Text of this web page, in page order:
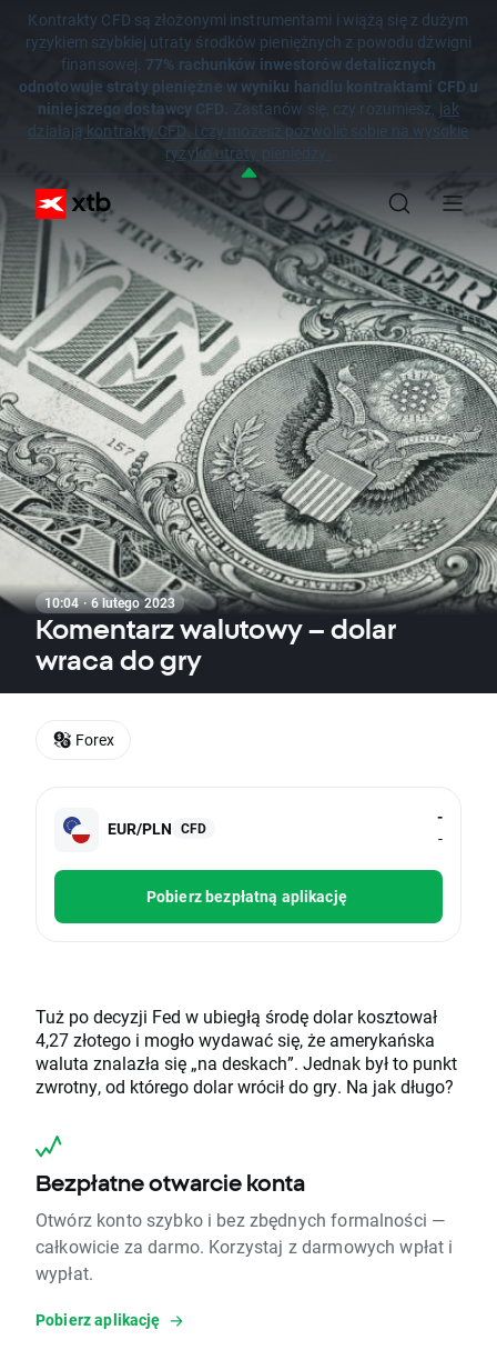
Kontrakty CFD są złożonymi instrumentami i wiążą się z dużym
ryzykiem szybkiej utraty środków pieniężnych z powodu dźwigni
finansowej. 77% rachunków inwestorów detalicznych
odnotowuje straty pieniężne w wyniku handlu kontraktami CFD u
niniejszego dostawcy CFD. Zastanów się, czy rozumiesz, jak
działają kontrakty CFD, i czy możesz pozwolić sobie na wysokie
ryzyko utraty pieniędzy.
10:04 · 6 lutego 2023
Komentarz walutowy – dolar
wraca do gry
EUR/PLN CFD
-
-
Pobierz bezpłatną aplikację
Tuż po decyzji Fed w ubiegłą środę dolar kosztował
4,27 złotego i mogło wydawać się, że amerykańska
waluta znalazła się „na deskach”. Jednak był to punkt
zwrotny, od którego dolar wrócił do gry. Na jak długo?
Bezpłatne otwarcie konta
Otwórz konto szybko i bez zbędnych formalności —
całkowicie za darmo. Korzystaj z darmowych wpłat i
wypłat.
Pobierz aplikację
Forex